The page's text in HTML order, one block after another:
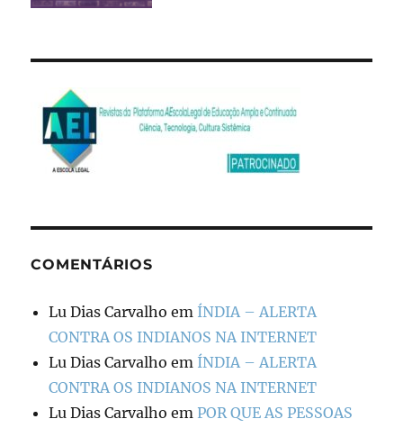
COMENTÁRIOS
Lu Dias Carvalho em ÍNDIA – ALERTA
CONTRA OS INDIANOS NA INTERNET
Lu Dias Carvalho em ÍNDIA – ALERTA
CONTRA OS INDIANOS NA INTERNET
Lu Dias Carvalho emPOR QUE AS PESSOAS